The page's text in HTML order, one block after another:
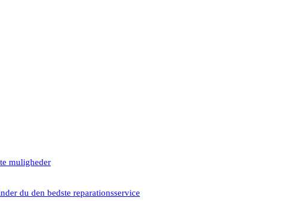
muligheder
du den bedste reparationsservice